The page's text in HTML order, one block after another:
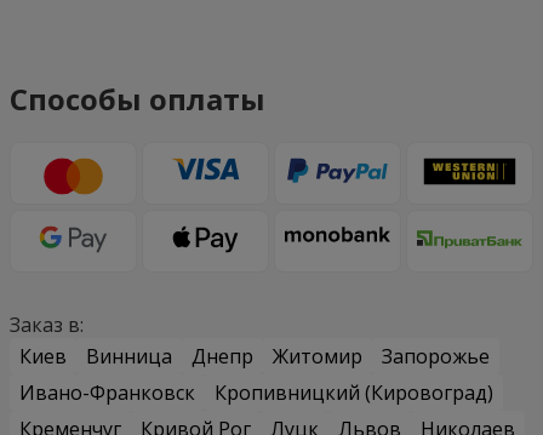
Способы оплаты
Заказ в:
Киев
Винница Днепр Житомир
Запорожье
Ивано-Франковск
Кропивницкий (Кировоград)
Кременчуг
Кривой Рог Луцк Львов
Николаев